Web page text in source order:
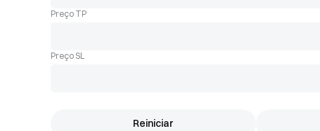
Preço TP
Preço SL
Reiniciar